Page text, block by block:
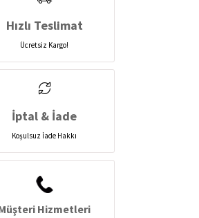
Hızlı Teslimat
Ücretsiz Kargo!
İptal & İade
Koşulsuz İade Hakkı
Hizmetleri